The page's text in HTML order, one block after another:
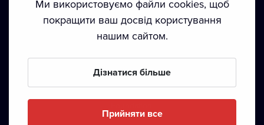
Положення й умови • Конфіденційність • Автoрські права
Ми використовуємо файли cookies, щоб
покращити ваш досвід користування
нашим сайтом.
Дізнатися більше
Прийняти все